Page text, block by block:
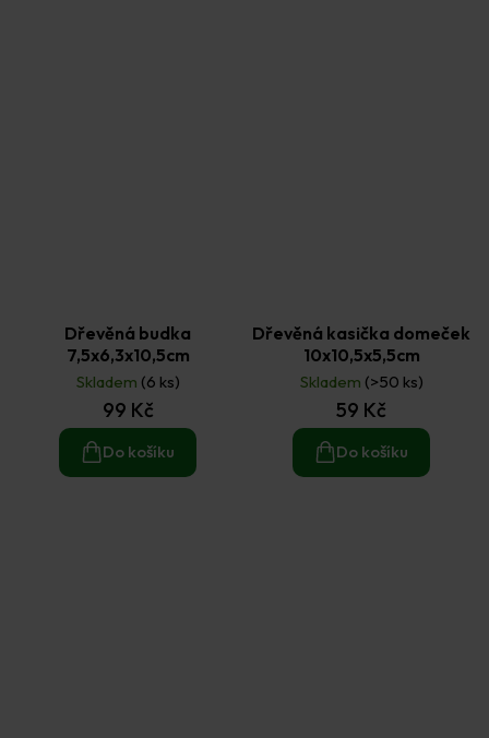
Dřevěná budka
7,5x6,3x10,5cm
Skladem (6 ks)
99 Kč
Do košíku
Dřevěná kasička domeček
10x10,5x5,5cm
Skladem (>50 ks)
59 Kč
Do košíku